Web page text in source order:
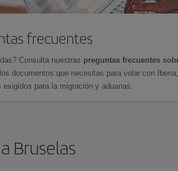
frecuentes
Consulta nuestras preguntas frecuentes
documentos que necesitas para volar con
para la migración y aduanas.
Bruselas